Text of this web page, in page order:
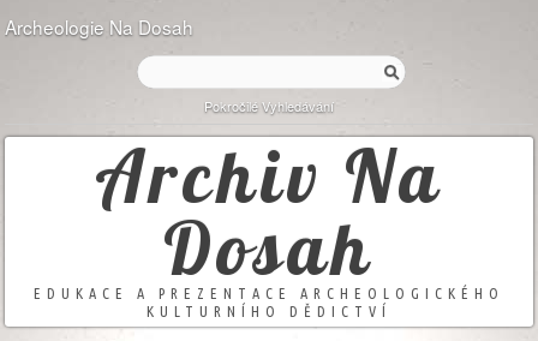
Archeologie Na Dosah
Pokročilé Vyhledávání
Archiv Na
Dosah
EDUKACE A PREZENTACE ARCHEOLOGICKÉHO
KULTURNÍHO DĚDICTVÍ